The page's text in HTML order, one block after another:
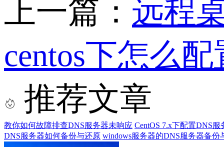
上一篇： 远程
centos下怎么
推荐文章
教你如何故障排查DNS服务器未响应 CentOS 7.x下配置DNS
DNS服务器如何备份与还原 windows服务器的DNS服务器备份